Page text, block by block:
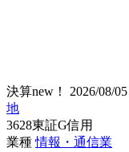
決算new！ 2026/08/
地
3628東証G信用
業種情報・通信業